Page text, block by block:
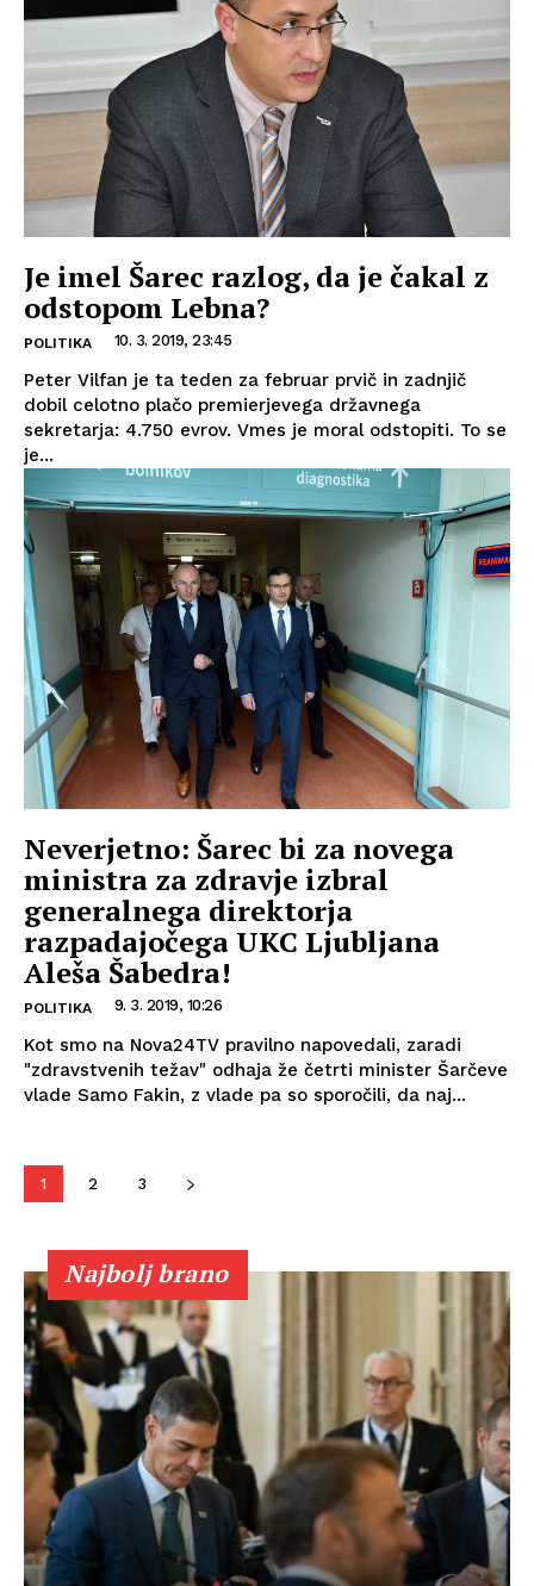
Je imel Šarec razlog, da je čakal z
odstopom Lebna?
POLITIKA 10. 3. 2019, 23:45
Peter Vilfan je ta teden za februar prvič in zadnjič
dobil celotno plačo premierjevega državnega
sekretarja: 4.750 evrov. Vmes je moral odstopiti. To se
je...
Neverjetno: Šarec bi za novega
ministra za zdravje izbral
generalnega direktorja
razpadajočega UKC Ljubljana
Aleša Šabedra!
POLITIKA 9. 3. 2019, 10:26
Kot smo na Nova24TV pravilno napovedali, zaradi
"zdravstvenih težav" odhaja že četrti minister Šarčeve
vlade Samo Fakin, z vlade pa so sporočili, da naj...
1 2 3
Najbolj brano